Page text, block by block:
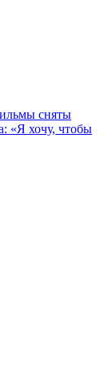
сняты
«Я хочу, чтобы